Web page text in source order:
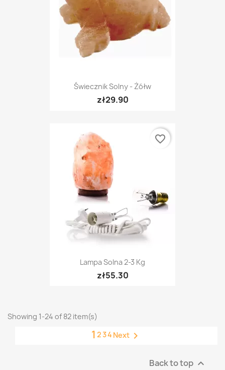
Świecznik Solny - Żółw
zł29.90
Lampa Solna 2-3 Kg
zł55.30
favorite_border
Showing 1-24 of 82 item(s)
1 234 Next
Back to top 